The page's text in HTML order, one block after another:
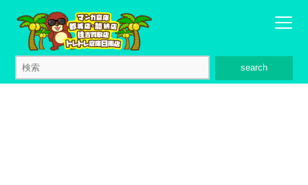
search